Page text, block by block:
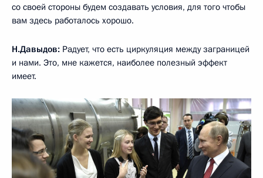
со своей стороны будем создавать условия, для того чтобы
вам здесь работалось хорошо.
Н.Давыдов: Радует, что есть циркуляция между заграницей
и нами. Это, мне кажется, наиболее полезный эффект
имеет.